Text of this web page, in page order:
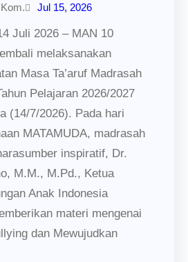
Jul 15, 2026
Juli 2026 – MAN 10
melaksanakan
Masa Ta’aruf Madrasah
Pelajaran 2026/2027
(14/7/2026). Pada hari
MATAMUDA, madrasah
inspiratif, Dr.
M.M., M.Pd., Ketua
Anak Indonesia
materi mengenai
dan Mewujudkan